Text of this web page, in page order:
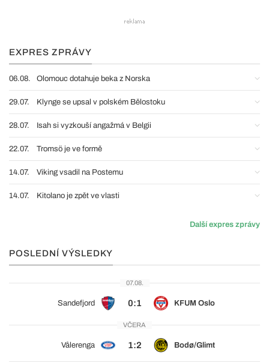
EXPRES ZPRÁVY
06.08. Olomouc dotahuje beka z Norska
29.07. Klynge se upsal v polském Bělostoku
28.07. Isah si vyzkouší angažmá v Belgii
22.07. Tromsö je ve formě
14.07. Viking vsadil na Postemu
14.07. Kitolano je zpět ve vlasti
Další expres zprávy
POSLEDNÍ VÝSLEDKY
07.08.
Sandefjord 0:1 KFUM Oslo
VČERA
Vålerenga 1:2 Bodø/Glimt